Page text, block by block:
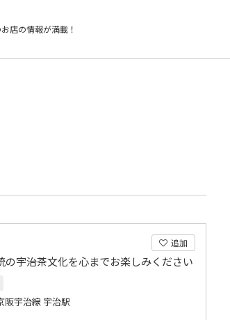
店の情報が満載！
追加
宇治茶文化を心までお楽しみください
宇治線 宇治駅